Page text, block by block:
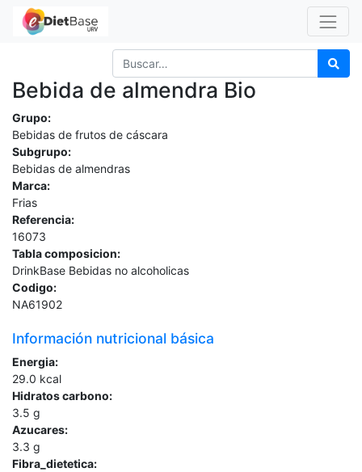
Bebida de almendra Bio
Grupo:
Bebidas de frutos de cáscara
Subgrupo:
Bebidas de almendras
Marca:
Frias
Referencia:
16073
Tabla composicion:
DrinkBase Bebidas no alcoholicas
Codigo:
NA61902
Información nutricional básica
Energia:
29.0 kcal
Hidratos carbono:
3.5 g
Azucares:
3.3 g
Fibra_dietetica: